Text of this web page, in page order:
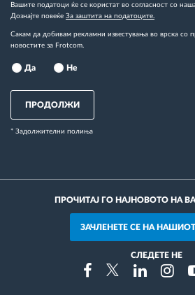
Вашите податоци ќе се користат во согласност со
Дознајте повеќе За заштита на податоците.
Сакам да добивам рекламни известувања во врска со
новостите за Frotcom.
Да Не
ПРОДОЛЖИ
* Задолжителни полиња
ПРОЧИТАЈ ГО НАЈНОВОТО НА
ЗАЧЛЕНЕТЕ СЕ НА
СЛЕДЕТЕ НЕ
FacebookTwitterLinkedin